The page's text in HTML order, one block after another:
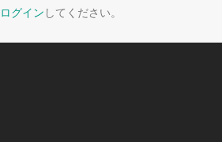
ログイン してください。